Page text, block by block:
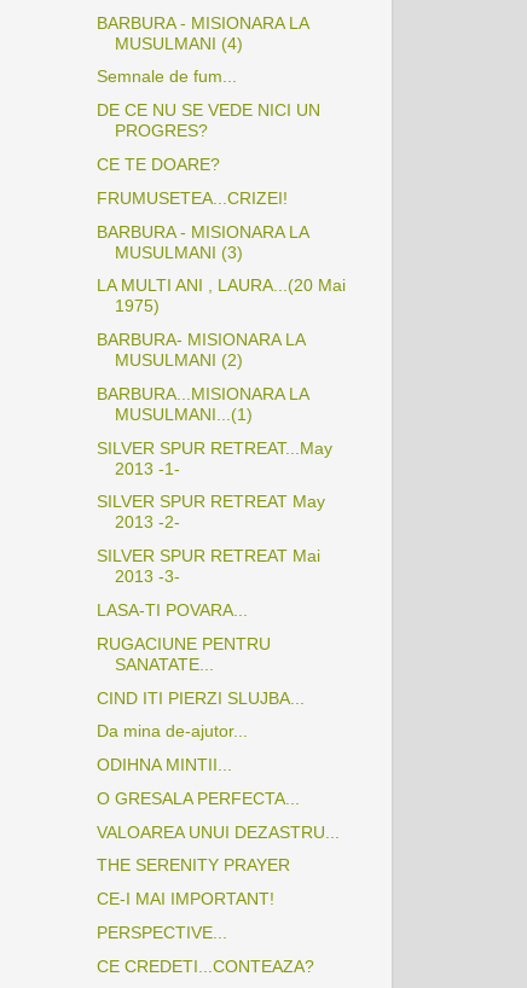
BARBURA - MISIONARA LA
MUSULMANI (4)
Semnale de fum...
DE CE NU SE VEDE NICI UN
PROGRES?
CE TE DOARE?
FRUMUSETEA...CRIZEI!
BARBURA - MISIONARA LA
MUSULMANI (3)
LA MULTI ANI , LAURA...(20 Mai
1975)
BARBURA- MISIONARA LA
MUSULMANI (2)
BARBURA...MISIONARA LA
MUSULMANI...(1)
SILVER SPUR RETREAT...May
2013 -1-
SILVER SPUR RETREAT May
2013 -2-
SILVER SPUR RETREAT Mai
2013 -3-
LASA-TI POVARA...
RUGACIUNE PENTRU
SANATATE...
CIND ITI PIERZI SLUJBA...
Da mina de-ajutor...
ODIHNA MINTII...
O GRESALA PERFECTA...
VALOAREA UNUI DEZASTRU...
THE SERENITY PRAYER
CE-I MAI IMPORTANT!
PERSPECTIVE...
CE CREDETI...CONTEAZA?